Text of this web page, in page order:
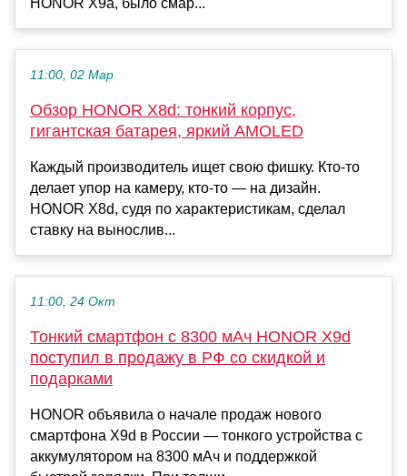
HONOR X9a, было смар...
11:00, 02 Мар
Обзор HONOR X8d: тонкий корпус,
гигантская батарея, яркий AMOLED
Каждый производитель ищет свою фишку. Кто-то
делает упор на камеру, кто-то — на дизайн.
HONOR X8d, судя по характеристикам, сделал
ставку на вынослив...
11:00, 24 Окт
Тонкий смартфон с 8300 мАч HONOR X9d
поступил в продажу в РФ со скидкой и
подарками
HONOR объявила о начале продаж нового
смартфона X9d в России — тонкого устройства с
аккумулятором на 8300 мАч и поддержкой